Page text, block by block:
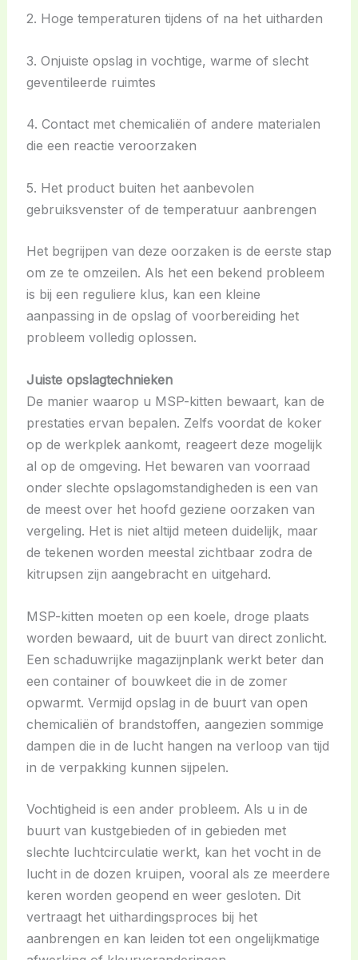
2. Hoge temperaturen tijdens of na het uitharden
3. Onjuiste opslag in vochtige, warme of slecht
geventileerde ruimtes
4. Contact met chemicaliën of andere materialen
die een reactie veroorzaken
5. Het product buiten het aanbevolen
gebruiksvenster of de temperatuur aanbrengen
Het begrijpen van deze oorzaken is de eerste stap
om ze te omzeilen. Als het een bekend probleem
is bij een reguliere klus, kan een kleine
aanpassing in de opslag of voorbereiding het
probleem volledig oplossen.
Juiste opslagtechnieken
De manier waarop u MSP-kitten bewaart, kan de
prestaties ervan bepalen. Zelfs voordat de koker
op de werkplek aankomt, reageert deze mogelijk
al op de omgeving. Het bewaren van voorraad
onder slechte opslagomstandigheden is een van
de meest over het hoofd geziene oorzaken van
vergeling. Het is niet altijd meteen duidelijk, maar
de tekenen worden meestal zichtbaar zodra de
kitrupsen zijn aangebracht en uitgehard.
MSP-kitten moeten op een koele, droge plaats
worden bewaard, uit de buurt van direct zonlicht.
Een schaduwrijke magazijnplank werkt beter dan
een container of bouwkeet die in de zomer
opwarmt. Vermijd opslag in de buurt van open
chemicaliën of brandstoffen, aangezien sommige
dampen die in de lucht hangen na verloop van tijd
in de verpakking kunnen sijpelen.
Vochtigheid is een ander probleem. Als u in de
buurt van kustgebieden of in gebieden met
slechte luchtcirculatie werkt, kan het vocht in de
lucht in de dozen kruipen, vooral als ze meerdere
keren worden geopend en weer gesloten. Dit
vertraagt het uithardingsproces bij het
aanbrengen en kan leiden tot een ongelijkmatige